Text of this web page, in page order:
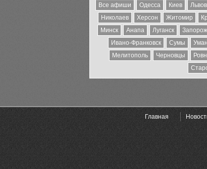
Все афиши Одесса Киев Львов
Николаев
Херсон Житомир
Минск
Анапа Луганск
Ивано-Франковск
Сумы
Мелитополь
Черновцы
Главная